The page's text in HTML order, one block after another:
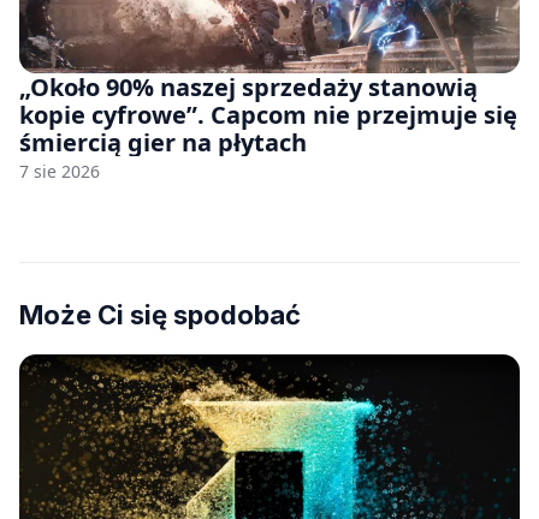
„Około 90% naszej sprzedaży stanowią
kopie cyfrowe”. Capcom nie przejmuje się
śmiercią gier na płytach
7 sie 2026
Może Ci się spodobać